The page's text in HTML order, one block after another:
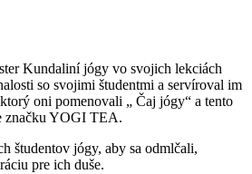
Kundaliní jógy vo svojich lekciách
so svojimi študentmi a servíroval im
oni pomenovali „ Čaj jógy“ a tento
značku YOGI TEA.
študentov jógy, aby sa odmlčali,
pre ich duše.